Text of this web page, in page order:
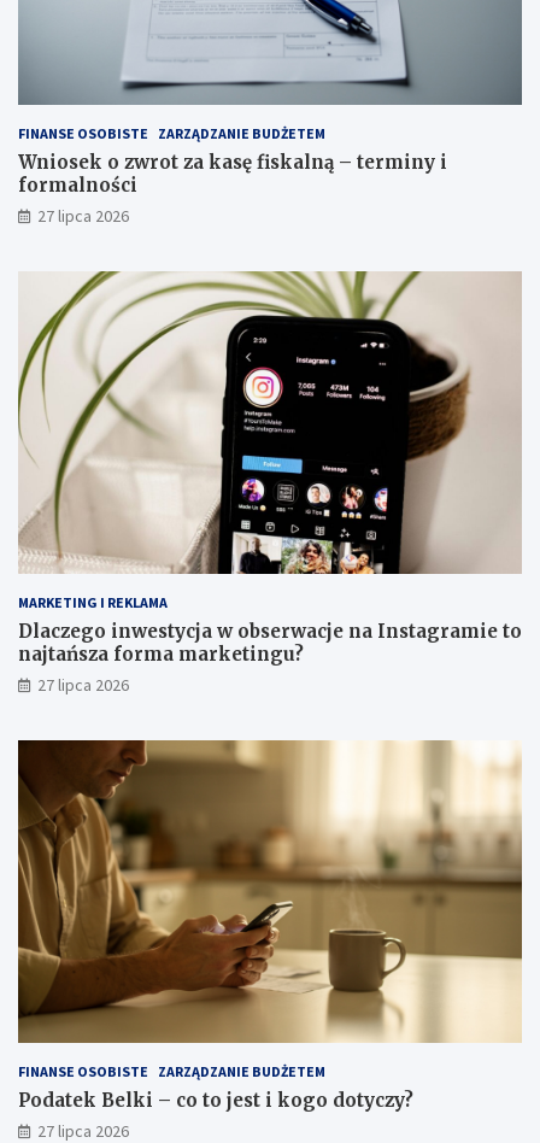
FINANSE OSOBISTE ZARZĄDZANIE BUDŻETEM
Wniosek o zwrot za kasę fiskalną – terminy i
formalności
27 lipca 2026
MARKETING I REKLAMA
Dlaczego inwestycja w obserwacje na Instagramie to
najtańsza forma marketingu?
27 lipca 2026
FINANSE OSOBISTE ZARZĄDZANIE BUDŻETEM
Podatek Belki – co to jest i kogo dotyczy?
27 lipca 2026